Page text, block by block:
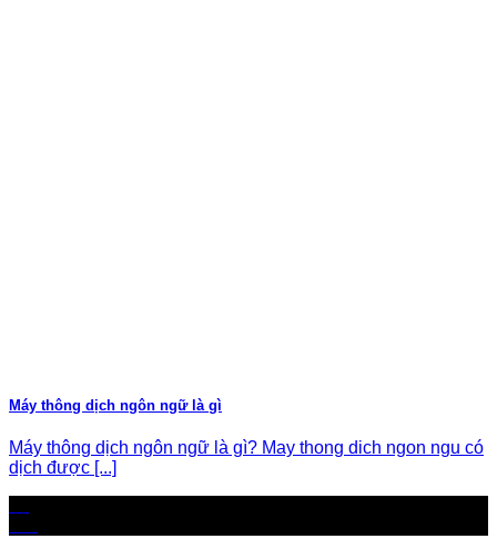
Máy thông dịch ngôn ngữ là gì
Máy thông dịch ngôn ngữ là gì? May thong dich ngon ngu có
dịch được [...]